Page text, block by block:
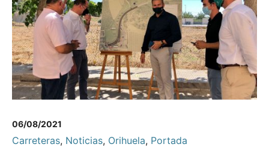
06/08/2021
Carreteras, Noticias, Orihuela, Portada